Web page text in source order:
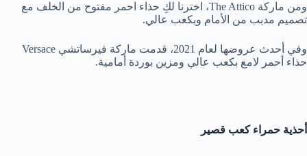
ومن ماركة The Attico، اخترنا لكِ حذاء احمر مفتوح من الخلف مع
تصميم مدبب من الأمام وبكعب عالي.
وفي أحدث عروضها لعام 2021، قدمت ماركة فيرساتشي Versace
حذاء أحمر لامع بكعب عالي ومزين بوردة أمامية.
أحذية حمراء كعب قصير